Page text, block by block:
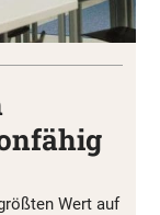
Wert auf